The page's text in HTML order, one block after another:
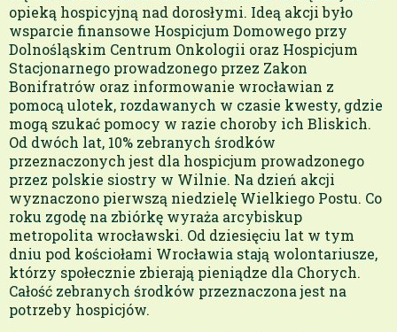
opieką hospicyjną nad dorosłymi. Ideą akcji było
wsparcie finansowe Hospicjum Domowego przy
Dolnośląskim Centrum Onkologii oraz Hospicjum
Stacjonarnego prowadzonego przez Zakon
Bonifratrów oraz informowanie wrocławian z
pomocą ulotek, rozdawanych w czasie kwesty, gdzie
mogą szukać pomocy w razie choroby ich Bliskich.
Od dwóch lat, 10% zebranych środków
przeznaczonych jest dla hospicjum prowadzonego
przez polskie siostry w Wilnie. Na dzień akcji
wyznaczono pierwszą niedzielę Wielkiego Postu. Co
roku zgodę na zbiórkę wyraża arcybiskup
metropolita wrocławski. Od dziesięciu lat w tym
dniu pod kościołami Wrocławia stają wolontariusze,
którzy społecznie zbierają pieniądze dla Chorych.
Całość zebranych środków przeznaczona jest na
potrzeby hospicjów.